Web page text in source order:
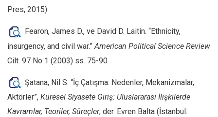
Pres, 2015)
Fearon, James D., ve David D. Laitin. “Ethnicity,
insurgency, and civil war.” American Political Science Review
Cilt. 97 No 1 (2003) ss. 75-90.
Şatana, Nil S. “İç Çatışma: Nedenler, Mekanizmalar,
Aktörler”, Küresel Siyasete Giriş: Uluslararası İlişkilerde
Kavramlar, Teoriler, Süreçler, der. Evren Balta (İstanbul: